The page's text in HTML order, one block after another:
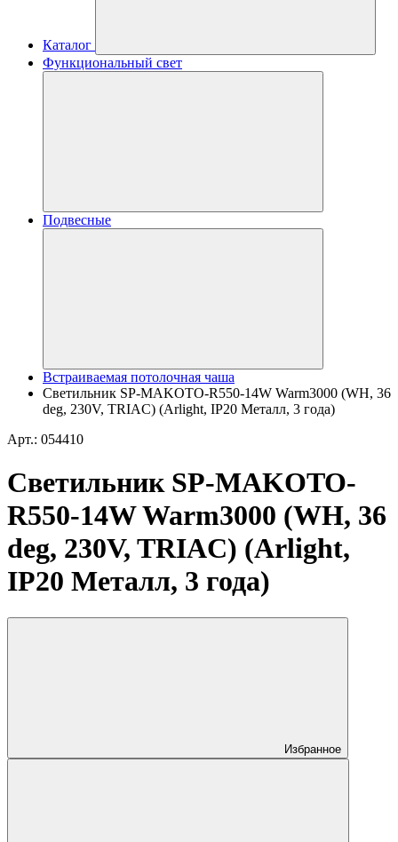
Каталог
Функциональный свет
Подвесные
Встраиваемая потолочная чаша
Светильник SP-MAKOTO-R550-14W Warm3000 (WH, 36
deg, 230V, TRIAC) (Arlight, IP20 Металл, 3 года)
Арт.: 054410
Светильник SP-MAKOTO-
R550-14W Warm3000 (WH, 36
deg, 230V, TRIAC) (Arlight,
IP20 Металл, 3 года)
Избранное